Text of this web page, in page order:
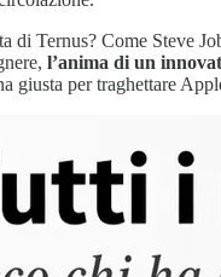
di Ternus? Come Steve
l’anima di un
giusta per traghettare